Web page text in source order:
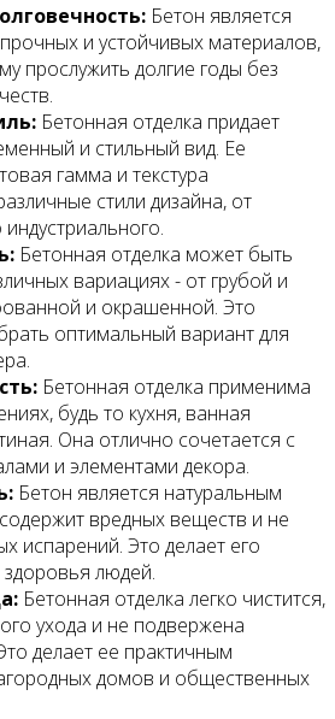
Бетон является
и устойчивых материалов,
прослужить долгие годы без
Бетонная отделка придает
и стильный вид. Ее
гамма и текстура
стили дизайна, от
Бетонная отделка может быть
вариациях - от грубой и
и окрашенной. Это
оптимальный вариант для
Бетонная отделка применима
будь то кухня, ванная
Она отлично сочетается с
и элементами декора.
Бетон является натуральным
вредных веществ и не
испарений. Это делает его
людей.
Бетонная отделка легко чистится,
ухода и не подвержена
делает ее практичным
домов и общественных